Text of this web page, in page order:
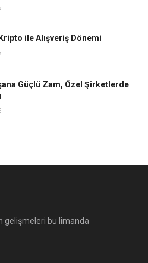
ile Alışveriş Dönemi
Güçlü Zam, Özel Şirketlerde
gelişmeleri bu limanda